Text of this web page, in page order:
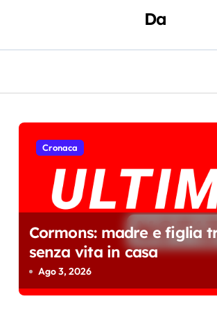
Da
Cronaca
Cormons: madre e figlia
senza vita in casa
Ago 3, 2026